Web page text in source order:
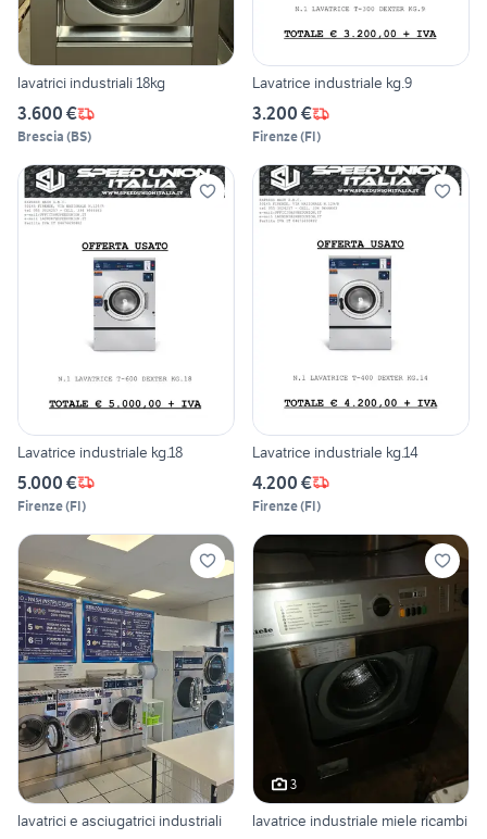
lavatrici industriali 18kg
3.600 €
Brescia (BS)
Lavatrice industriale kg.9
3.200 €
Firenze(FI)
Lavatrice industriale kg.18
5.000 €
Firenze(FI)
Lavatrice industriale kg.14
4.200 €
Firenze(FI)
lavatrici e asciugatrici industriali
3
lavatrice industriale miele ricambi